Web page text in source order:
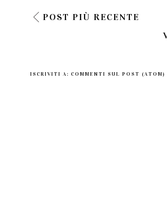
POST PIÙ RECENTE
ISCRIVITI A: COMMENTI SUL POST (ATOM)